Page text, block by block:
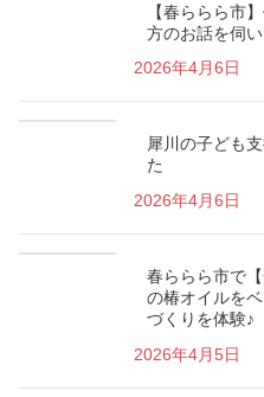
【春ららら市
方のお話を伺い
2026年4月6日
犀川の子ども
た
2026年4月6日
春ららら市で
の椿オイルを
づくりを体験♪
2026年4月5日